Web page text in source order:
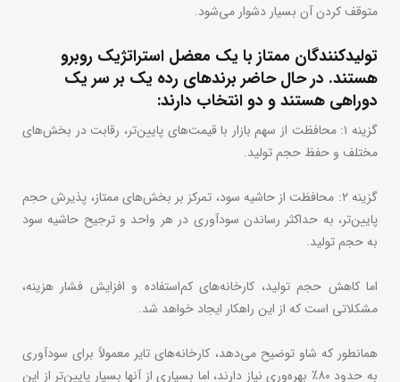
متوقف کردن آن بسیار دشوار می‌شود.
تولیدکنندگان ممتاز با یک معضل استراتژیک روبرو
هستند. در حال حاضر برندهای رده یک بر سر یک
دوراهی هستند و دو انتخاب دارند:
گزینه ۱: محافظت از سهم بازار با قیمت‌های پایین‌تر، رقابت در بخش‌های
مختلف و حفظ حجم تولید.
گزینه ۲: محافظت از حاشیه سود، تمرکز بر بخش‌های ممتاز، پذیرش حجم
پایین‌تر، به حداکثر رساندن سودآوری در هر واحد و ترجیح حاشیه سود
به حجم تولید.
اما کاهش حجم تولید، کارخانه‌های کم‌استفاده و افزایش فشار هزینه،
مشکلاتی است که از این راهکار ایجاد خواهد شد.
همانطور که شاو توضیح می‌دهد، کارخانه‌های تایر معمولاً برای سودآوری
به حدود ۸۰٪ بهره‌وری نیاز دارند، اما بسیاری از آنها بسیار پایین‌تر از این